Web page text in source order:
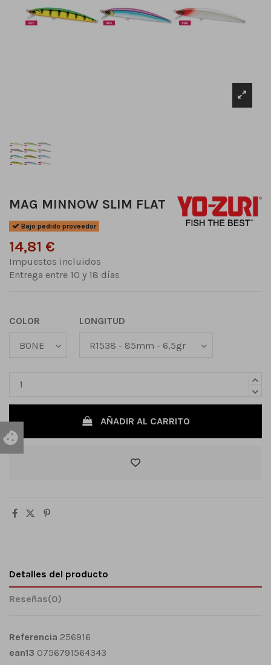
MAG MINNOW SLIM FLAT
Bajo pedido proveedor
14,81 €
Impuestos incluidos
Entrega entre 10 y 18 días
COLOR LONGITUD
AÑADIR AL CARRITO
Detalles del producto
Reseñas(0)
Referencia 256916
ean13 0756791564343